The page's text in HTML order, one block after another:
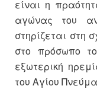
είναι η
αγώνας του
στηρίζεται στη
στο πρόσωπο
εξωτερική
του Αγίου